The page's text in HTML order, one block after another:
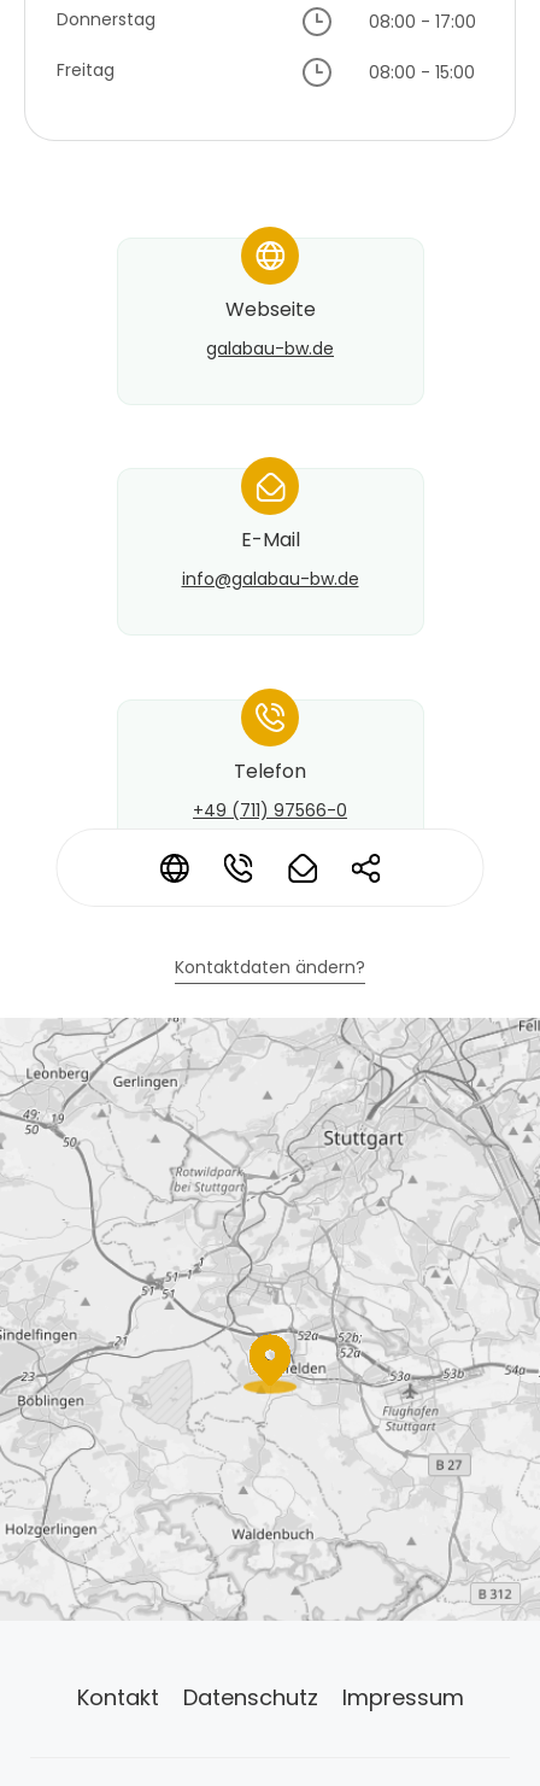
* * * *
Donnerstag
08:00 - 17:00
Freitag
08:00 - 15:00
*
Webseite
galabau-bw.de
*
E-Mail
info@​galabau-bw.de
*
Telefon
+49 (711) 97566-0
Kontaktdaten ändern?
Kontakt Datenschutz Impressum